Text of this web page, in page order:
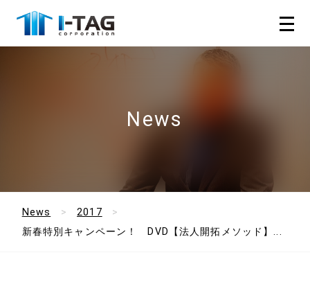
News
News
2017
新春特別キャンペーン！ DVD【法人開拓メソッド】...